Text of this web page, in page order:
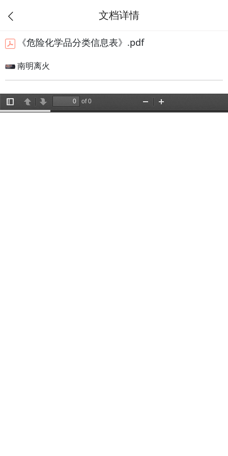
文档详情
《危险化学品分类信息表》.pdf
南明离火